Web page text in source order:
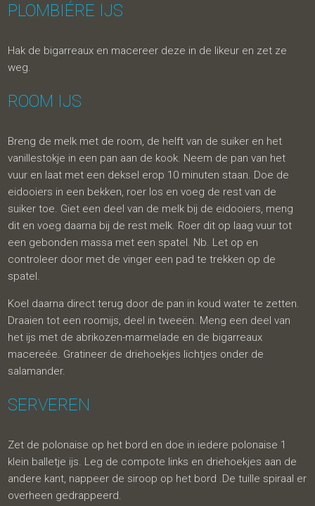
PLOMBIÉRE IJS
Hak de bigarreaux en macereer deze in de likeur en zet ze
weg.
ROOM IJS
Breng de melk met de room, de helft van de suiker en het
vanillestokje in een pan aan de kook. Neem de pan van het
vuur en laat met een deksel erop 10 minuten staan. Doe de
eidooiers in een bekken, roer los en voeg de rest van de
suiker toe. Giet een deel van de melk bij de eidooiers, meng
dit en voeg daarna bij de rest melk. Roer dit op laag vuur tot
een gebonden massa met een spatel. Nb. Let op en
controleer door met de vinger een pad te trekken op de
spatel.
Koel daarna direct terug door de pan in koud water te zetten.
Draaien tot een roomijs, deel in tweeën. Meng een deel van
het ijs met de abrikozen-marmelade en de bigarreaux
macereée. Gratineer de driehoekjes lichtjes onder de
salamander.
SERVEREN
Zet de polonaise op het bord en doe in iedere polonaise 1
klein balletje ijs. Leg de compote links en driehoekjes aan de
andere kant, nappeer de siroop op het bord .De tuille spiraal er
overheen gedrappeerd.